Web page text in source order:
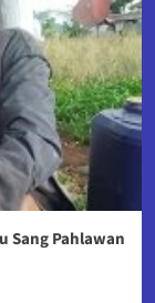
Sang Pahlawan